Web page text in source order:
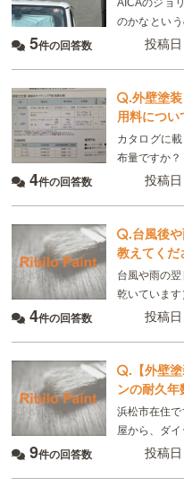
AICAのジョ
のかなとい
ウスメーカ
5件の回答数 投稿
.外壁塗
用料につい
カタログに
布量ですか？
4件の回答数 投稿
.台風後
教えてくだ
台風や雨の
乾いていま
4件の回答数 投稿
. 【外壁
ンの耐久年
浜松市在住
屋から、ダ
見積もりを取りました
9件の回答数 投稿